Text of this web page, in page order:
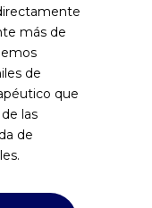
más de
de
que
las
de